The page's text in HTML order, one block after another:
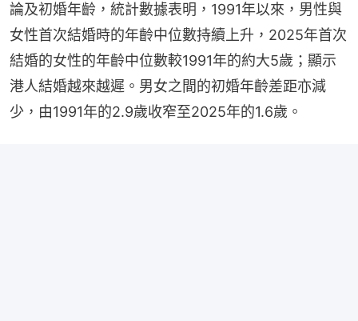
論及初婚年齡，統計數據表明，1991年以來，男性與
女性首次結婚時的年齡中位數持續上升，2025年首次
結婚的女性的年齡中位數較1991年的約大5歲；顯示
港人結婚越來越遲。男女之間的初婚年齡差距亦減
少，由1991年的2.9歲收窄至2025年的1.6歲。